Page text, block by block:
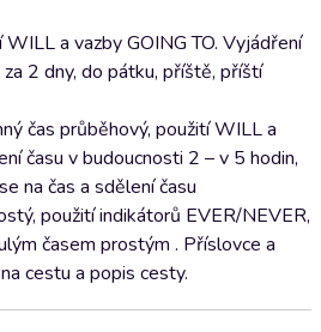
a vazby GOING TO. Vyjádření
2 dny, do pátku, příště, příští
čas průběhový, použití WILL a
času v budoucnosti 2 – v 5 hodin,
na čas a sdělení času
použití indikátorů EVER/NEVER,
časem prostým . Příslovce a
cestu a popis cesty.